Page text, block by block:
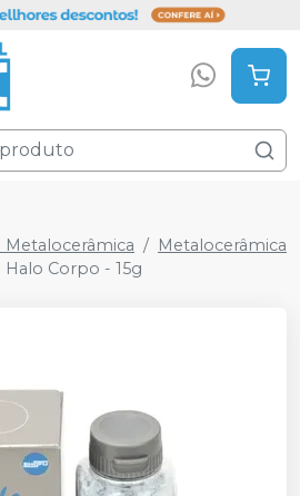
Metalocerâmica
Metalocerâmica
Corpo - 15g